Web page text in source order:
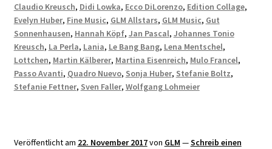
Claudio Kreusch, Didi Lowka, Ecco DiLorenzo, Edition Collage,
Evelyn Huber, Fine Music, GLM Allstars, GLM Music, Gut
Sonnenhausen, Hannah Köpf, Jan Pascal, Johannes Tonio
Kreusch, La Perla, Lania, Le Bang Bang, Lena Mentschel,
Lottchen, Martin Kälberer, Martina Eisenreich, Mulo Francel,
Passo Avanti, Quadro Nuevo, Sonja Huber, Stefanie Boltz,
Stefanie Fettner, Sven Faller, Wolfgang Lohmeier
Veröffentlicht am 22. November 2017von GLM —Schreib einen